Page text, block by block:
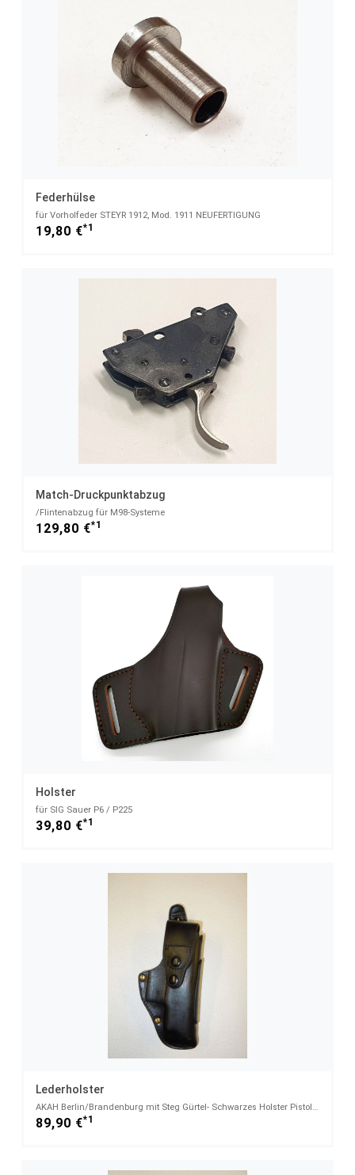
Federhülse
für Vorholfeder STEYR 1912, Mod. 1911 NEUFERTIGUNG
19,80 €*1
Match-Druckpunktabzug
/Flintenabzug für M98-Systeme
129,80 €*1
Holster
für SIG Sauer P6 / P225
39,80 €*1
Lederholster
AKAH Berlin/Brandenburg mit Steg Gürtel- Schwarzes Holster Pistole SIG SAUER P6 & P225
89,90 €*1